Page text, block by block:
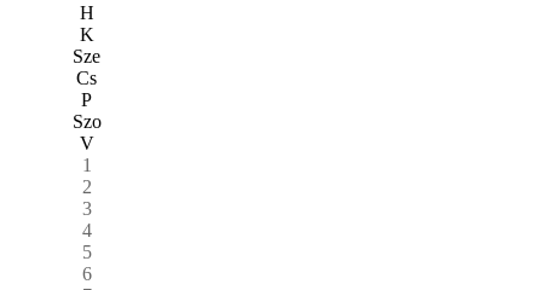
H
K
Sze
Cs
P
Szo
V
1
2
3
4
5
6